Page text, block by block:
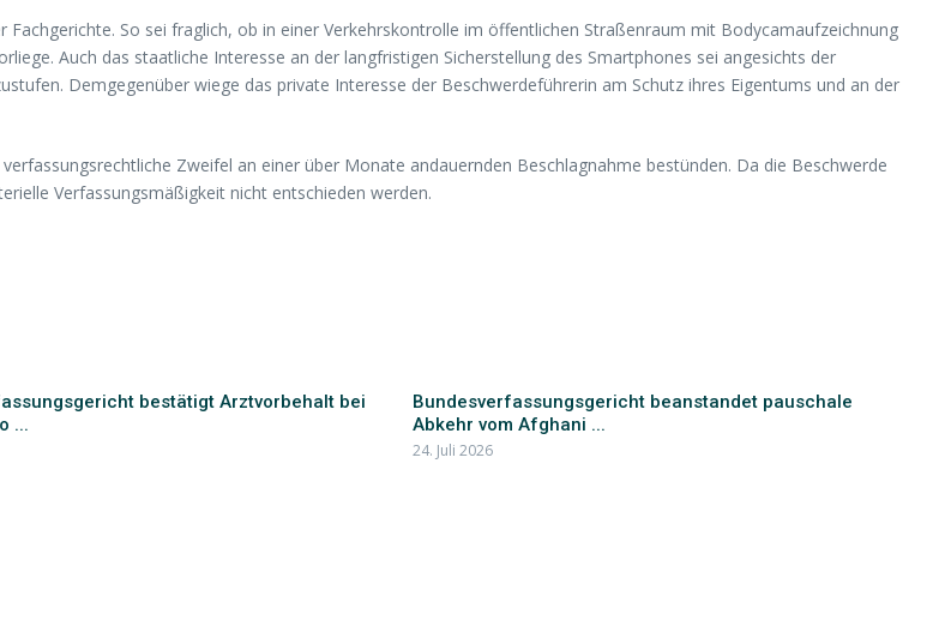
So sei fraglich, ob in einer Verkehrskontrolle im öffentlichen Straßenraum mit Bodycamaufzeichnung
Auch das staatliche Interesse an der langfristigen Sicherstellung des Smartphones sei angesichts der
Demgegenüber wiege das private Interesse der Beschwerdeführerin am Schutz ihres Eigentums und an der
Zweifel an einer über Monate andauernden Beschlagnahme bestünden. Da die Beschwerde
Verfassungsmäßigkeit nicht entschieden werden.
bestätigt Arztvorbehalt bei
...
Bundesverfassungsgericht beanstandet pauschale
Abkehr vom Afghani ...
24. Juli 2026